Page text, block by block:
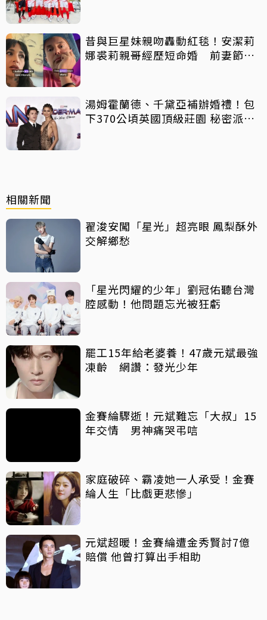
昔與巨星妹親吻轟動紅毯！安潔莉
娜裘莉親哥經歷短命婚 前妻節目
湯姆霍蘭德、千黛亞補辦婚禮！包
下370公頃英國頂級莊園 秘密派對
相關新聞
翟浚安闖「星光」超亮眼 鳳梨酥外
交解鄉愁
「星光閃耀的少年」劉冠佑聽台灣
腔感動！他問題忘光被狂虧
罷工15年給老婆養！47歲元斌最強
凍齡 網讚：發光少年
金賽綸驟逝！元斌難忘「大叔」15
年交情 男神痛哭弔唁
家庭破碎、霸凌她一人承受！金賽
綸人生「比戲更悲慘」
元斌超暖！金賽綸遭金秀賢討7億
賠償 他曾打算出手相助